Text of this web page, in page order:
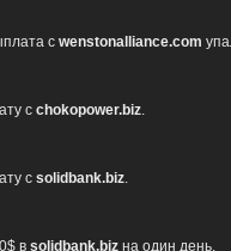
с wenstonalliance.com
с chokopower.biz.
с solidbank.biz.
в solidbank.biz на один день.